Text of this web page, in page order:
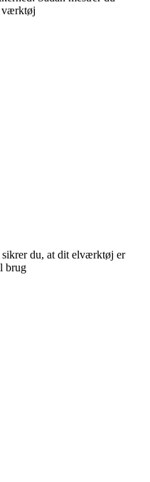
værktøj
sikrer du, at dit elværktøj er
brug